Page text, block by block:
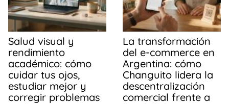
Salud visual y
rendimiento
académico: cómo
cuidar tus ojos,
estudiar mejor y
corregir problemas
La transformación
del e-commerce en
Argentina: cómo
Changuito lidera la
descentralización
comercial frente a